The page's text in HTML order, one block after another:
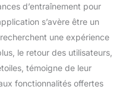
groupes
(bras,
ce rameur compact
la maison. Le
magnétique
offre une
d’entraînement pour
s’avère être un
une expérience
le retour des utilisateurs,
témoigne de leur
fonctionnalités offertes